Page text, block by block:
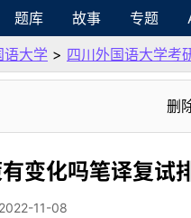
题库 故事 专题
语大学 > 四川外国语大学考
删
变化吗笔译复试
11-08